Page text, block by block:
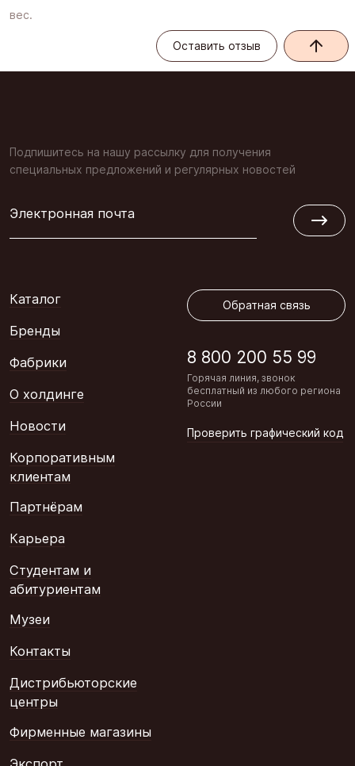
вес.
Оставить отзыв
Подпишитесь на нашу рассылку для получения
специальных предложений и регулярных новостей
Электронная почта
Каталог
Бренды
Фабрики
О холдинге
Новости
Корпоративным
клиентам
Партнёрам
Карьера
Студентам и
абитуриентам
Музеи
Контакты
Дистрибьюторские
центры
Фирменные магазины
Обратная связь
8 800 200 55 99
Горячая линия, звонок
бесплатный из любого региона
России
Проверить графический код